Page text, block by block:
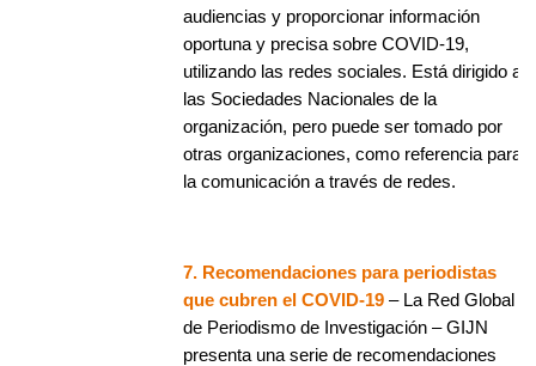
audiencias y proporcionar información
oportuna y precisa sobre COVID-19,
utilizando las redes sociales. Está dirigido a
las Sociedades Nacionales de la
organización, pero puede ser tomado por
otras organizaciones, como referencia para
la comunicación a través de redes.
7. Recomendaciones para periodistas
que cubren el COVID-19 – La Red Global
de Periodismo de Investigación – GIJN
presenta una serie de recomendaciones